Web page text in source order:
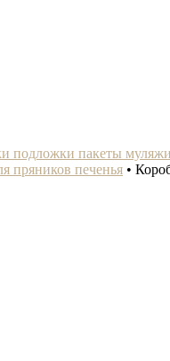
подложки пакеты
пряников печенья •